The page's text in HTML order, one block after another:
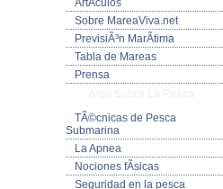
ArtÃ­culos
Sobre MareaViva.net
PrevisiÃ³n MarÃ­tima
Tabla de Mareas
Prensa
TÃ©cnicas de Pesca
Submarina
La Apnea
Nociones fÃ­sicas
Seguridad en la pesca